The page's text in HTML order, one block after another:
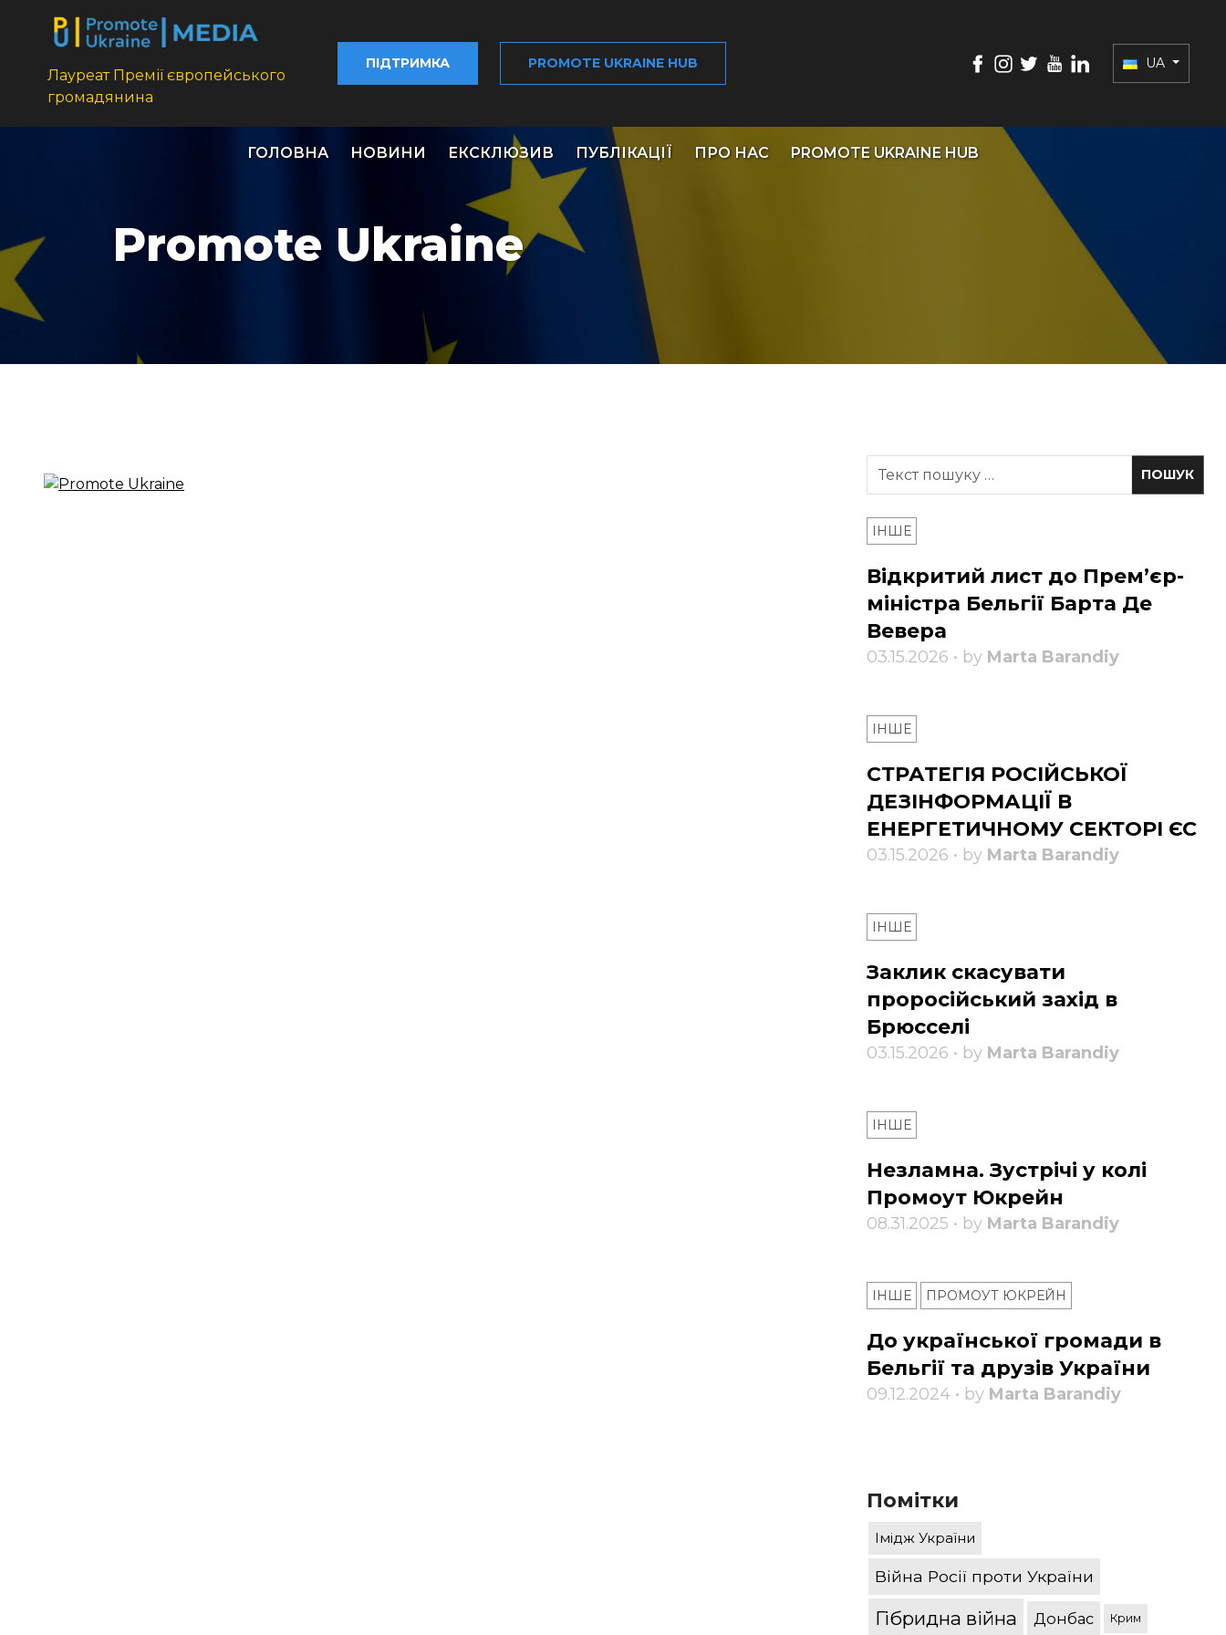
Лауреат Премії європейського
громадянина
ПІДТРИМКА PROMOTE UKRAINE HUB UA
ГОЛОВНА НОВИНИ ЕКСКЛЮЗИВ ПУБЛІКАЦІЇ ПРО НАС PROMOTE UKRAINE HUB
Promote Ukraine
ІНШЕ
Відкритий лист до Прем’єр-
міністра Бельгії Барта Де
Вевера
03.15.2026 • by Marta Barandiy
ІНШЕ
СТРАТЕГІЯ РОСІЙСЬКОЇ
ДЕЗІНФОРМАЦІЇ В
ЕНЕРГЕТИЧНОМУ СЕКТОРІ ЄС
03.15.2026 • by Marta Barandiy
ІНШЕ
Заклик скасувати
проросійський захід в
Брюсселі
03.15.2026 • by Marta Barandiy
ІНШЕ
Незламна. Зустрічі у колі
Промоут Юкрейн
08.31.2025 • by Marta Barandiy
ІНШЕ ПРОМОУТ ЮКРЕЙН
До української громади в
Бельгії та друзів України
09.12.2024 • by Marta Barandiy
Помітки
Імідж України
Війна Росії проти України
Гібридна війна Донбас Крим